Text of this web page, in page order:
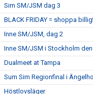
Sim SM/JSM dag 3
BLACK FRIDAY = shoppa
Inne SM/JSM, dag 2
Inne SM/JSM i Stockholm den
Dualmeet at Tampa
Sum Sim Regionfinal i
Höstlovsläger